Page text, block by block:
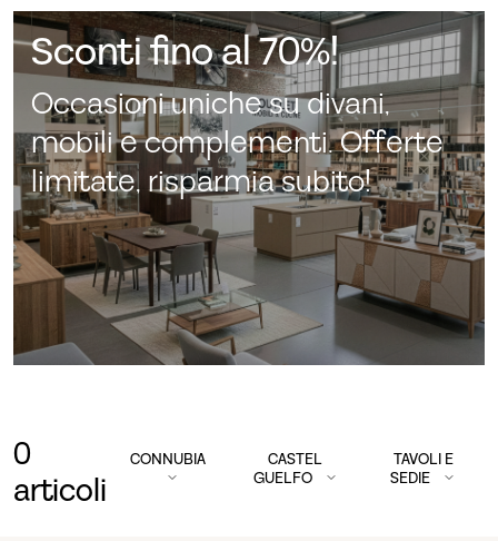
Sconti fino al 70%!
Occasioni uniche su divani,
mobili e complementi. Offerte
limitate, risparmia subito!
0
articoli
CONNUBIA
CASTEL
GUELFO
TAVOLI E
SEDIE